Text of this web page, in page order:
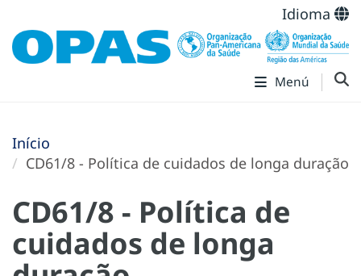
Idioma
Menú
Início
CD61/8 - Política de cuidados de longa duração
CD61/8 - Política de
cuidados de longa